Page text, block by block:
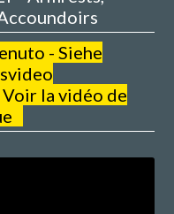
- Siehe
la vidéo de